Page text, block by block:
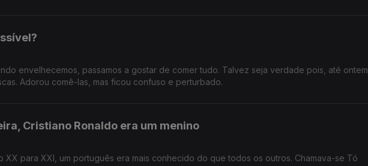
envelhecemos, passamos a gostar de comer tudo. Talvez seja verdade pois, até ontem,
Adorou comê-las, mas ficou confuso e perturbado.
Cristiano Ronaldo era um menino
XX para XXI, um português era mais conhecido do que todos os outros. Chamava-se Tó